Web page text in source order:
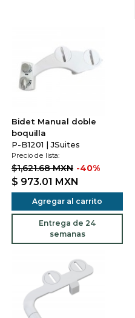
Bidet Manual doble
boquilla
P-B1201 | JSuites
Precio de lista:
$1,621.68 MXN -40%
$ 973.01 MXN
Agregar al carrito
Entrega de 24
semanas